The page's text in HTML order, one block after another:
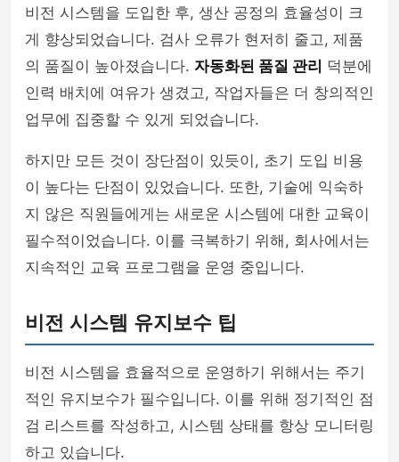
비전 시스템을 도입한 후, 생산 공정의 효율성이 크
게 향상되었습니다. 검사 오류가 현저히 줄고, 제품
의 품질이 높아졌습니다. 자동화된 품질 관리 덕분에
인력 배치에 여유가 생겼고, 작업자들은 더 창의적인
업무에 집중할 수 있게 되었습니다.
하지만 모든 것이 장단점이 있듯이, 초기 도입 비용
이 높다는 단점이 있었습니다. 또한, 기술에 익숙하
지 않은 직원들에게는 새로운 시스템에 대한 교육이
필수적이었습니다. 이를 극복하기 위해, 회사에서는
지속적인 교육 프로그램을 운영 중입니다.
비전 시스템 유지보수 팁
비전 시스템을 효율적으로 운영하기 위해서는 주기
적인 유지보수가 필수입니다. 이를 위해 정기적인 점
검 리스트를 작성하고, 시스템 상태를 항상 모니터링
하고 있습니다.